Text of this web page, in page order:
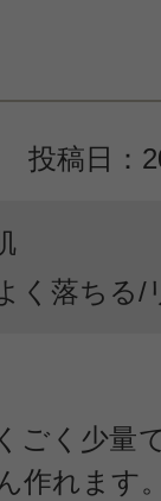
投稿日：
く落ちる/
ごく少量
作れます